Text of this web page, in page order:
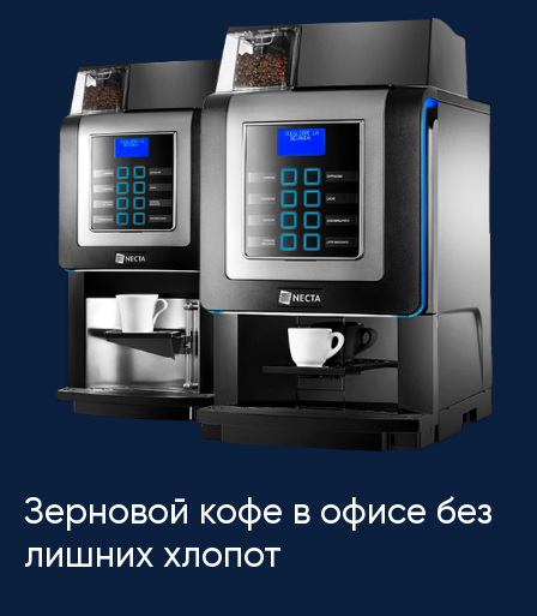
Зерновой кофе в офисе без
лишних хлопот